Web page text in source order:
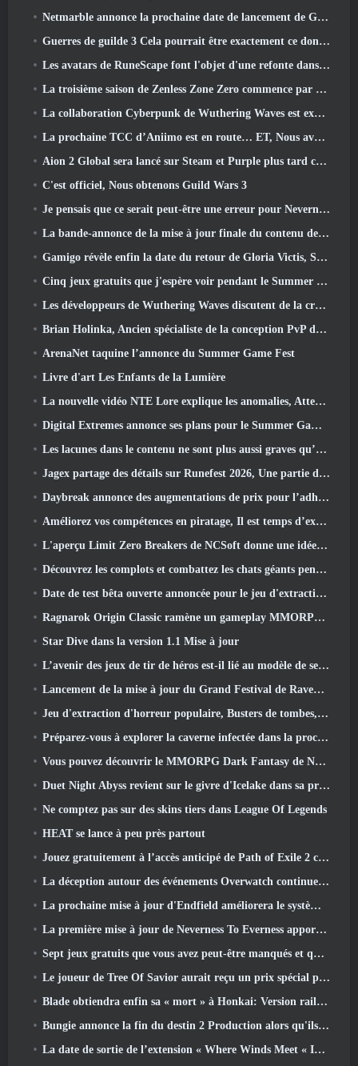
Netmarble annonce la prochaine date de lancement de Global RF Online
Guerres de guilde 3 Cela pourrait être exactement ce dont l’industrie du MMO a besoin en ce moment
Les avatars de RuneScape font l'objet d'une refonte dans la plus grande mise à jour visuelle du jeu au cours des dix dernières années
La troisième saison de Zenless Zone Zero commence par un voyage sur une île de Bangboo dans le ciel, Et vers la plateforme Steam
La collaboration Cyberpunk de Wuthering Waves est exactement ce que j'attends de mes événements crossover de jeux vidéo
La prochaine TCC d’Aniimo est en route… ET, Nous avons une fenêtre de lancement officielle
Aion 2 Global sera lancé sur Steam et Purple plus tard cette année
C'est officiel, Nous obtenons Guild Wars 3
Je pensais que ce serait peut-être une erreur pour Neverness To Everness d'organiser l'événement Porsche Collab Gacha si tôt, Mais j'avais tort
La bande-annonce de la mise à jour finale du contenu de Destiny 2 est un cri de ralliement
Gamigo révèle enfin la date du retour de Gloria Victis, Survivra-t-il la deuxième fois?
Cinq jeux gratuits que j'espère voir pendant le Summer Game Fest
Les développeurs de Wuthering Waves discutent de la création de la séquence de combat Lahai-Roi Mech
Brian Holinka, Ancien spécialiste de la conception PvP de World Of Warcraft, Rejoint l’équipe MMO de League Of Legends
ArenaNet taquine l’annonce du Summer Game Fest
Livre d'art Les Enfants de la Lumière
La nouvelle vidéo NTE Lore explique les anomalies, Attendez, Et comment une organisation « secrète » suit tout cela
Digital Extremes annonce ses plans pour le Summer Game Fest
Les lacunes dans le contenu ne sont plus aussi graves qu’avant
Jagex partage des détails sur Runefest 2026, Une partie de la célébration du 25e anniversaire de RuneScape IP
Daybreak annonce des augmentations de prix pour l’adhésion VIP au Seigneur des Anneaux Online
Améliorez vos compétences en piratage, Il est temps d’explorer Night City dans Wuthering Waves
L'aperçu Limit Zero Breakers de NCSoft donne une idée de ce à quoi s'attendre du prochain test du prologue
Découvrez les complots et combattez les chats géants pendant votre temps libre dans la dernière mise à jour de Where Winds Meet
Date de test bêta ouverte annoncée pour le jeu d'extraction Dark Fantasy, Chasseur de Brume
Ragnarok Origin Classic ramène un gameplay MMORPG équitable et CBT ouvre ses portes en juin 4
Star Dive dans la version 1.1 Mise à jour
L’avenir des jeux de tir de héros est-il lié au modèle de service en direct F2P?
Lancement de la mise à jour du Grand Festival de Raven2, avec la nouvelle classe Warlord
Jeu d'extraction d'horreur populaire, Busters de tombes, Lancements en Occident
Préparez-vous à explorer la caverne infectée dans la prochaine mise à jour d'Eterspire
Vous pouvez découvrir le MMORPG Dark Fantasy de Nexon Embers Of The Uncrown pendant le Steam Next Fest
Duet Night Abyss revient sur le givre d'Icelake dans sa prochaine mise à jour Steampunk
Ne comptez pas sur des skins tiers dans League Of Legends
HEAT se lance à peu près partout
Jouez gratuitement à l’accès anticipé de Path of Exile 2 ce week-end
La déception autour des événements Overwatch continue 10 Année anniversaire
La prochaine mise à jour d'Endfield améliorera le système d'usine
La première mise à jour de Neverness To Everness apporte beaucoup à la table
Sept jeux gratuits que vous avez peut-être manqués et qui font partie du Steam Ocean Fest
Le joueur de Tree Of Savior aurait reçu un prix spécial pour avoir dépensé 100 000 $ dans le jeu
Blade obtiendra enfin sa « mort » à Honkai: Version rail étoile 4.3
Bungie annonce la fin du destin 2 Production alors qu'ils se préparent à travailler sur de nouveaux projets
La date de sortie de l’extension « Where Winds Meet « Imperial Palace » est annoncée